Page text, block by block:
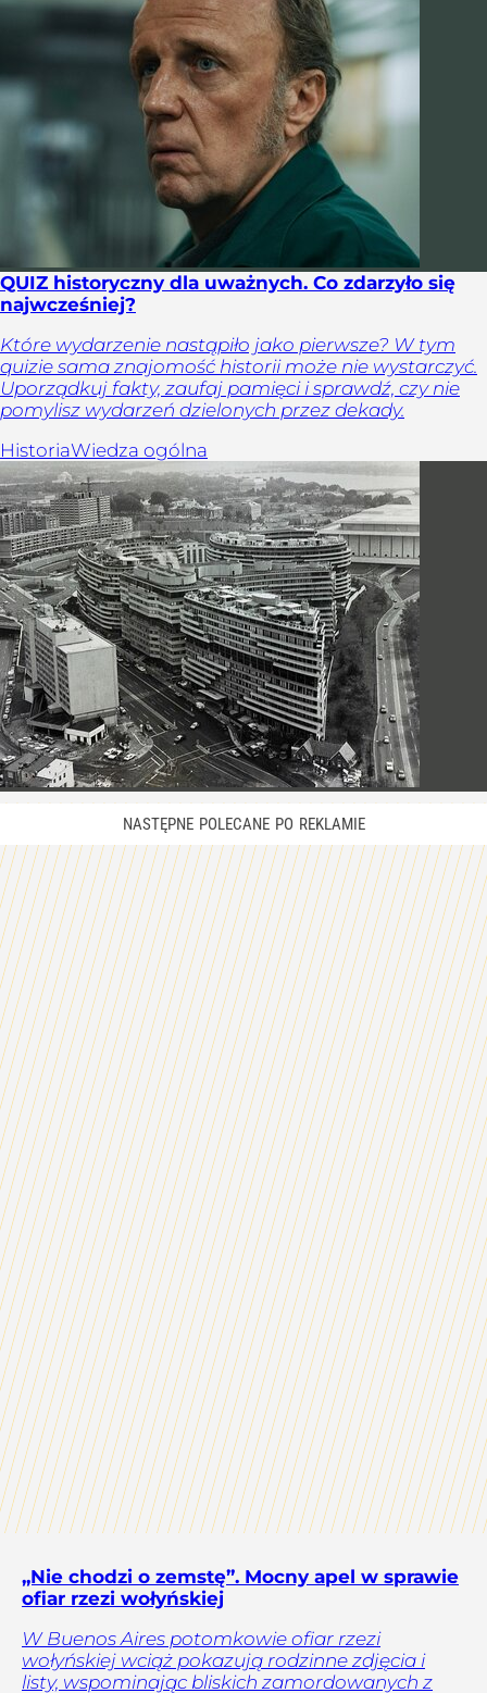
QUIZ historyczny dla uważnych. Co zdarzyło się
najwcześniej?
Które wydarzenie nastąpiło jako pierwsze? W tym
quizie sama znajomość historii może nie wystarczyć.
Uporządkuj fakty, zaufaj pamięci i sprawdź, czy nie
pomylisz wydarzeń dzielonych przez dekady.
HistoriaWiedza ogólna
„Nie chodzi o zemstę”. Mocny apel w sprawie
ofiar rzezi wołyńskiej
W Buenos Aires potomkowie ofiar rzezi
wołyńskiej wciąż pokazują rodzinne zdjęcia i
listy, wspominając bliskich zamordowanych z